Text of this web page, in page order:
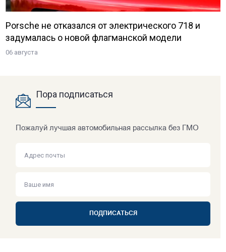
Porsche не отказался от электрического 718 и
задумалась о новой флагманской модели
06 августа
Пора подписаться
Пожалуй лучшая автомобильная рассылка без ГМО
ПОДПИСАТЬСЯ